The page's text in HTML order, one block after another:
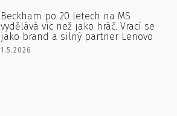
Beckham po 20 letech na MS
vydělává víc než jako hráč. Vrací se
jako brand a silný partner Lenovo
1.5.2026